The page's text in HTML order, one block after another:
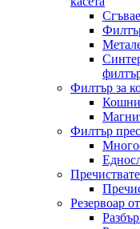
Филтър за
Филтър
Резервоар